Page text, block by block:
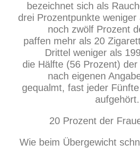
bezeichnet sich als
drei Prozentpunkte
noch zwölf Prozent
paffen mehr als 20
Drittel weniger als
die Hälfte (56 Prozent)
nach eigenen
gequalmt, fast jeder
aufgehört.
20 Prozent der
Wie beim Übergewicht